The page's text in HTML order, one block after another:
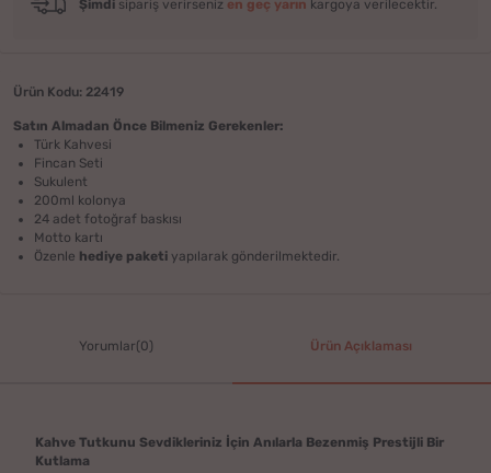
Şimdi sipariş verirseniz en geç yarın kargoya verilecektir.
Ürün Kodu: 22419
Satın Almadan Önce Bilmeniz Gerekenler:
Türk Kahvesi
Fincan Seti
Sukulent
200ml kolonya
24 adet fotoğraf baskısı
Motto kartı
Özenle hediye paketi yapılarak gönderilmektedir.
Yorumlar(0) Ürün Açıklaması
Kahve Tutkunu Sevdikleriniz İçin Anılarla Bezenmiş Prestijli Bir
Kutlama